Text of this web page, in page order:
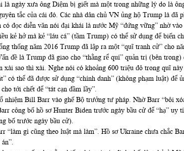
là ngày xưa ông Diệm bị giết mà một trong những lý do là
tắc của cái đó. Các nhà dân chủ VN ủng hộ Trump là đã
đọc diễn văn nói đại khái là nước Mỹ “đứng vững” nhờ
kẻ hở mà kẻ “láu cá” (tầm Trump) có thể sử dụng để biến
thống năm 2016 Trump đã lập ra một “quĩ tranh cử” cho
đề là Trump đã giao cho “thằng rể quí” quản trị (bên
xài sao thì xài. Nghe nói có khoảng 600 triệu đô trong quĩ này
có thể đã được sử dụng “chính danh” (không phạm luật)
tới chết để “tát cạn đầm lầy”.
nhiệm Bill Barr vào ghế Bộ trưởng tư pháp. Nhờ Barr “bôi
công bố hồ sơ Hunter Biden trước ngày bầu cử để “hạ”
bố trước ngày bầu cử).
“làm gì cũng theo luật mà làm”. Hồ sơ Ukraine chưa chắc